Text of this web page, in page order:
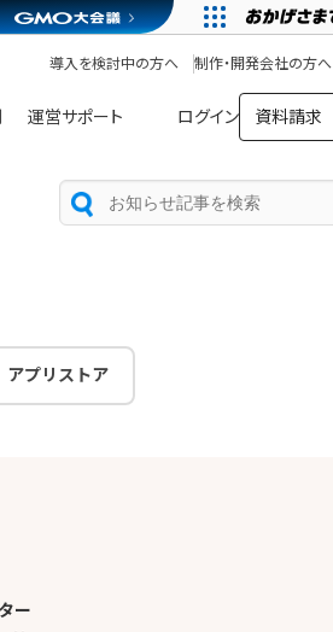
運営サポート ログイン 資料請求
導入を検討中の方へ 制作・開発会社の方へ
アプリストア
ヘルプを見る
ヘルプセンター
アプリストア